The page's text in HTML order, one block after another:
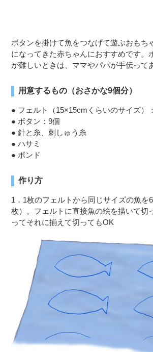
ボタンを掛けて魚をつなげて遊ぶおもち
になってきた赤ちゃんにおすすめです。
が難しいときは、ママやパパが手伝って
用意するもの（おさかな9個分）
● フェルト（15×15cmくらいのサイズ）
● ボタン：9個
● 針と糸、刺しゅう糸
● ハサミ
● ボンド
作り方
1．1枚のフェルトから同じサイズの魚を
枚）。フェルトに直接魚の絵を描いて切
ってそれに揃えて切ってもOK